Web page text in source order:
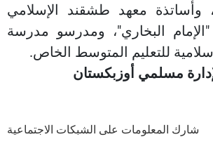
وأساتذة معهد طشقند الإسلامي
البخاري"، ومدرسو مدرسة
للتعليم المتوسط الخاص.
مسلمي أوزبكستان
شارك المعلومات على الشبكات الاجتماعية